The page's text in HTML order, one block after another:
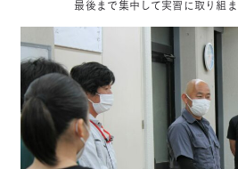
最後まで集中して実習に取り組ま